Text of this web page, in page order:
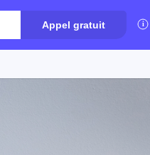
Appel gratuit